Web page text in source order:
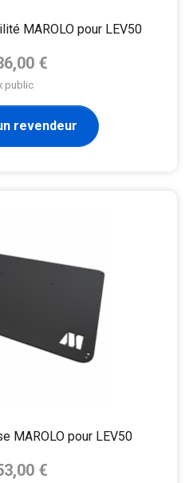
MAROLO pour LEV50
de base
€
public
revendeur
MAROLO pour LEV50
de base
€